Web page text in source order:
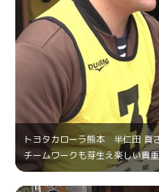
トヨタカローラ熊本 半仁田 真
チームワークも芽生え楽しい貴